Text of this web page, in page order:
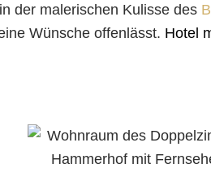
der malerischen Kulisse des
Wünsche offenlässt. Hotel